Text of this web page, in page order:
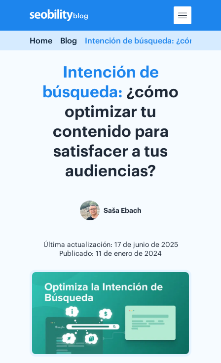
content
blog
Home Blog Intención de búsqueda: ¿cómo
Intención de
búsqueda: ¿cómo
optimizar tu
contenido para
satisfacer a tus
audiencias?
Saša Ebach
Última actualización: 17 de junio de 2025
Publicado: 11 de enero de 2024